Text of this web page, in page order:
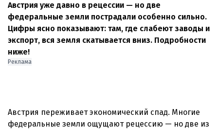
Австрия уже давно в рецессии — но две
федеральные земли пострадали особенно сильно.
Цифры ясно показывают: там, где слабеют заводы и
экспорт, вся земля скатывается вниз. Подробности
ниже!
Реклама
Австрия переживает экономический спад. Многие
федеральные земли ощущают рецессию — но две из